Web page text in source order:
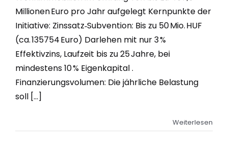
Millionen Euro pro Jahr aufgelegt Kernpunkte der
Initiative: Zinssatz‑Subvention: Bis zu 50 Mio. HUF
(ca. 135754 Euro) Darlehen mit nur 3 %
Effektivzins, Laufzeit bis zu 25 Jahre, bei
mindestens 10 % Eigenkapital .
Finanzierungsvolumen: Die jährliche Belastung
soll [...]
Weiterlesen